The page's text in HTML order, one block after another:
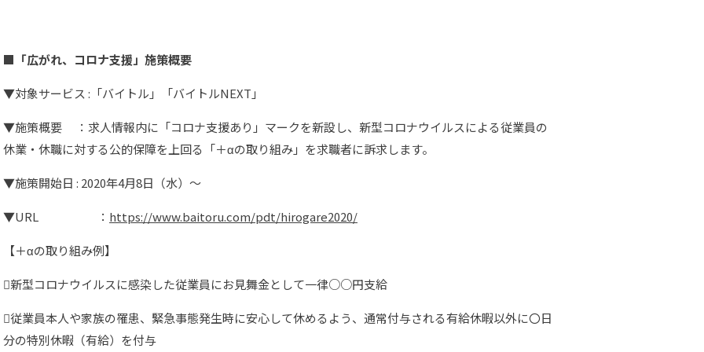
■「広がれ、コロナ支援」施策概要
▼対象サービス :「バイトル」「バイトルNEXT」
▼施策概要 ：求人情報内に「コロナ支援あり」マークを新設し、新型コロナウイルスによる従業員の
休業・休職に対する公的保障を上回る「＋αの取り組み」を求職者に訴求します。
▼施策開始日 : 2020年4月8日（水）～
▼URL ： https://www.baitoru.com/pdt/hirogare2020/
【＋αの取り組み例】
新型コロナウイルスに感染した従業員にお見舞金として一律○○円支給
従業員本人や家族の罹患、緊急事態発生時に安心して休めるよう、通常付与される有給休暇以外に〇日
分の特別休暇（有給）を付与